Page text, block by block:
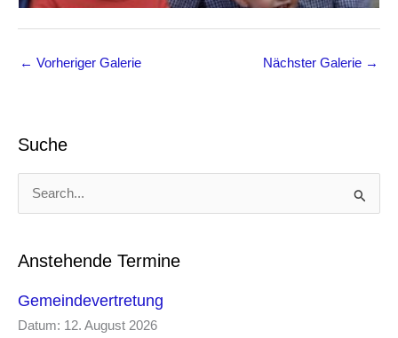
← Vorheriger Galerie Nächster Galerie →
Suche
c
e
n
c
Anstehende Termine
Gemeindevertretung
Datum: 12. August 2026